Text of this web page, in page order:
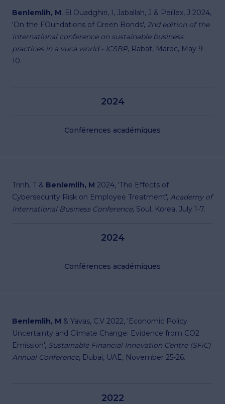
Benlemlih, M, El Ouadghiri, I, Jaballah, J & Peillex, J 2024,
'On the FOundations of Green Bonds', 2nd edition of the
international conference on sustainable business
practices in a vuca world - ICSBP, Rabat, Maroc, May 9-
10.
2024
Conférences académiques
Trinh, T & Benlemlih, M 2024, 'The Effects of
Cybersecurity Risk on Employee Treatment', Academy of
International Business Conference, Soul, Korea, July 1-7.
2024
Conférences académiques
Benlemlih, M & Yavas, C.V 2022, 'Economic Policy
Uncertainty and Climate Change: Evidence from CO2
Emission', Sustainable Financial Innovation Centre (SFiC)
Annual Conference, Dubai, UAE, November 25-26.
2022